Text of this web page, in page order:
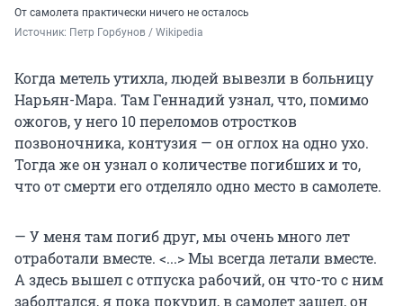
От самолета практически ничего не осталось
Источник: Петр Горбунов / Wikipedia
Когда метель утихла, людей вывезли в больницу
Нарьян-Мара. Там Геннадий узнал, что, помимо
ожогов, у него 10 переломов отростков
позвоночника, контузия — он оглох на одно ухо.
Тогда же он узнал о количестве погибших и то,
что от смерти его отделяло одно место в самолете.
— У меня там погиб друг, мы очень много лет
отработали вместе. <...> Мы всегда летали вместе.
А здесь вышел с отпуска рабочий, он что-то с ним
заболтался, я пока покурил, в самолет зашел, он